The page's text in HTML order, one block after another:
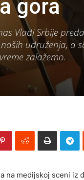
gora
Vladi Srbije
udruženja, a
zalažemo.
na medijskoj sceni iz